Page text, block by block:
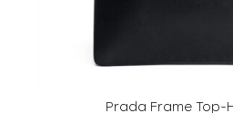
Prada Frame Top-